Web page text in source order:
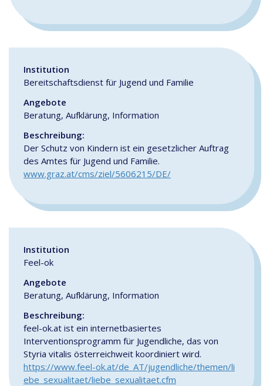
Institution
Bereitschaftsdienst für Jugend und Familie
Angebote
Beratung, Aufklärung, Information
Beschreibung:
Der Schutz von Kindern ist ein gesetzlicher Auftrag
des Amtes für Jugend und Familie.
www.graz.at/cms/ziel/5606215/DE/
Institution
Feel-ok
Angebote
Beratung, Aufklärung, Information
Beschreibung:
feel-ok.at ist ein internetbasiertes
Interventionsprogramm für Jugendliche, das von
Styria vitalis österreichweit koordiniert wird.
https://www.feel-ok.at/de_AT/jugendliche/themen/li
ebe_sexualitaet/liebe_sexualitaet.cfm